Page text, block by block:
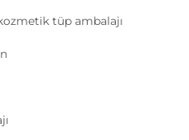
tüp ambalajı